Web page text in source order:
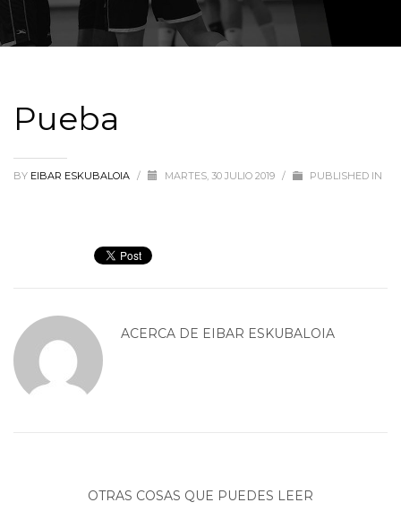
Pueba
BY EIBAR ESKUBALOIA / MARTES, 30 JULIO 2019 / PUBLISHED IN
ACERCA DE EIBAR ESKUBALOIA
OTRAS COSAS QUE PUEDES LEER